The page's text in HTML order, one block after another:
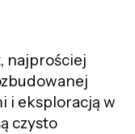
najprościej
i eksploracją w
czysto